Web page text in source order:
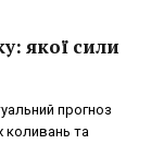
якої сили
прогноз
коливань та